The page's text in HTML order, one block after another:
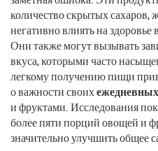
количество скрытых сахаров,
негативно влиять на
Они также могут вызывать
вкуса, которыми часто
легкому получению пищи
о важности своих
и фруктами. Исследования
более пяти порций овощей и
значительно улучшить общее